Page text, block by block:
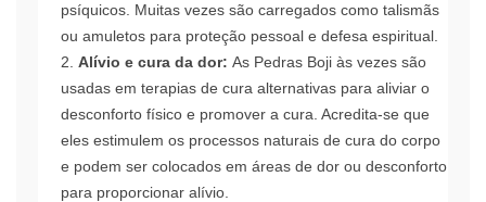
psíquicos. Muitas vezes são carregados como talismãs
ou amuletos para proteção pessoal e defesa espiritual.
Alívio e cura da dor: As Pedras Boji às vezes são
usadas em terapias de cura alternativas para aliviar o
desconforto físico e promover a cura. Acredita-se que
eles estimulem os processos naturais de cura do corpo
e podem ser colocados em áreas de dor ou desconforto
para proporcionar alívio.